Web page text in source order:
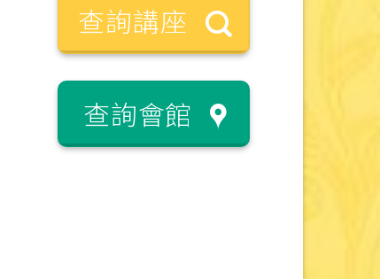
查詢講座
查詢會館